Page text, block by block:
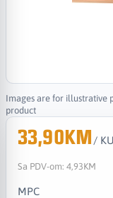
Images are for illustrative
product
33,90KM /
Sa PDV-om: 4,93KM
MPC